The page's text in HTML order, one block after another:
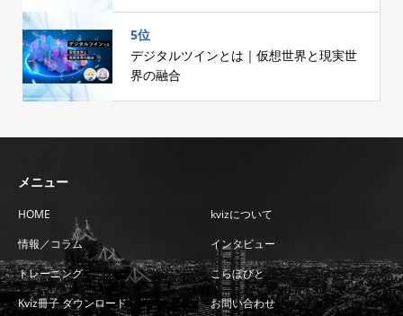
5位
デジタルツインとは｜仮想世界と現実世
界の融合
メニュー
HOME
kvizについて
情報／コラム
インタビュー
トレーニング
こらぼびと
Kviz冊子 ダウンロード
お問い合わせ